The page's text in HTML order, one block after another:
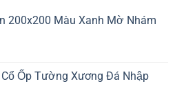
200x200 Màu Xanh Mờ Nhám
Ốp Tường Xương Đá Nhập